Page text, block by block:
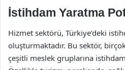
İstihdam Yaratma
Hizmet sektörü, Türkiye’deki
oluşturmaktadır. Bu sektör,
çeşitli meslek gruplarına